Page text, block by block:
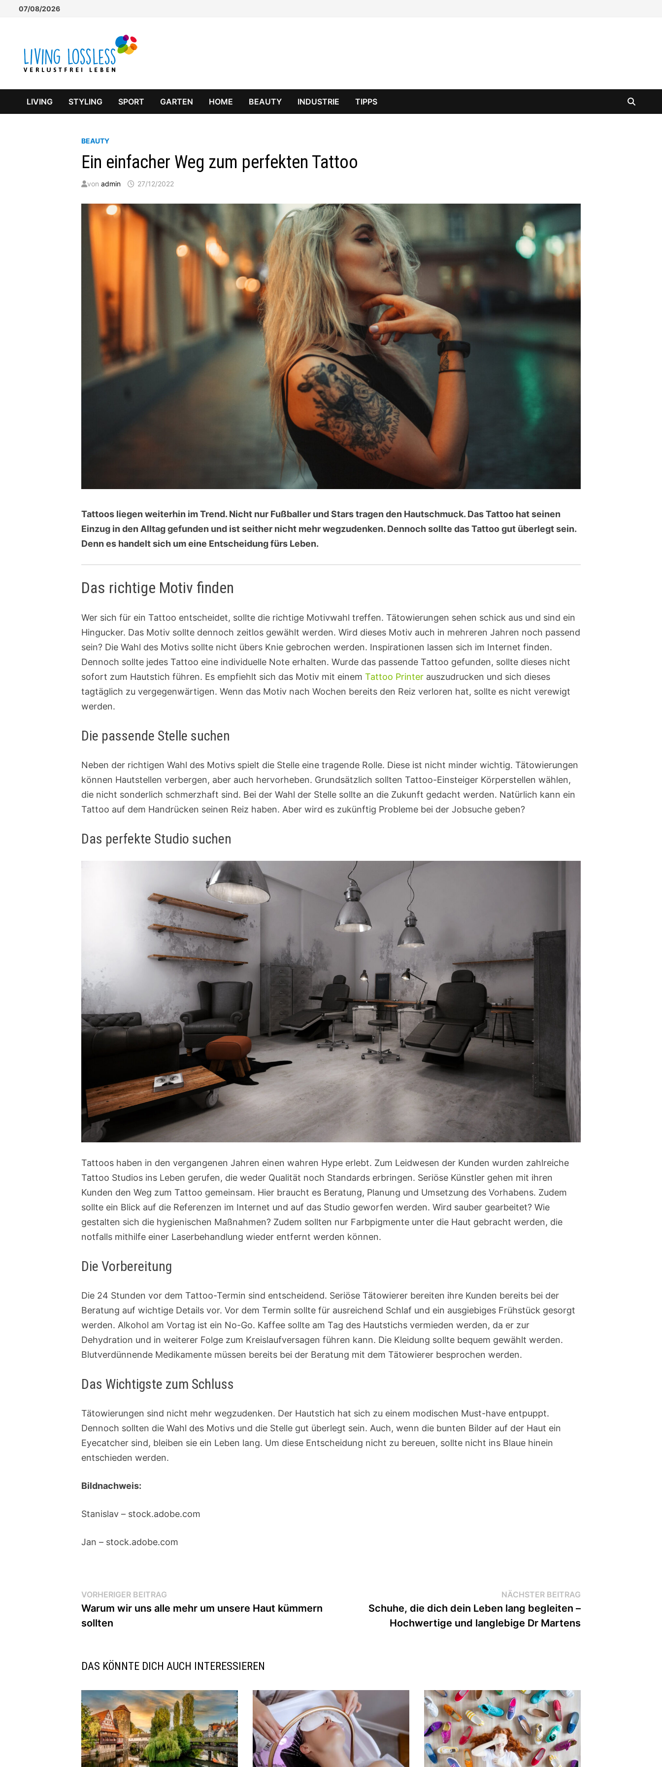
07/08/2026
LIVING STYLING SPORT GARTEN HOME BEAUTY INDUSTRIE TIPPS
BEAUTY
Ein einfacher Weg zum perfekten Tattoo
vonadmin 27/12/2022
Tattoos liegen weiterhin im Trend. Nicht nur Fußballer und Stars tragen den Hautschmuck. Das Tattoo hat seinen
Einzug in den Alltag gefunden und ist seither nicht mehr wegzudenken. Dennoch sollte das Tattoo gut überlegt sein.
Denn es handelt sich um eine Entscheidung fürs Leben.
Das richtige Motiv finden
Wer sich für ein Tattoo entscheidet, sollte die richtige Motivwahl treffen. Tätowierungen sehen schick aus und sind ein
Hingucker. Das Motiv sollte dennoch zeitlos gewählt werden. Wird dieses Motiv auch in mehreren Jahren noch passend
sein? Die Wahl des Motivs sollte nicht übers Knie gebrochen werden. Inspirationen lassen sich im Internet finden.
Dennoch sollte jedes Tattoo eine individuelle Note erhalten. Wurde das passende Tattoo gefunden, sollte dieses nicht
sofort zum Hautstich führen. Es empfiehlt sich das Motiv mit einemTattoo Printer auszudrucken und sich dieses
tagtäglich zu vergegenwärtigen. Wenn das Motiv nach Wochen bereits den Reiz verloren hat, sollte es nicht verewigt
werden.
Die passende Stelle suchen
Neben der richtigen Wahl des Motivs spielt die Stelle eine tragende Rolle. Diese ist nicht minder wichtig. Tätowierungen
können Hautstellen verbergen, aber auch hervorheben. Grundsätzlich sollten Tattoo-Einsteiger Körperstellen wählen,
die nicht sonderlich schmerzhaft sind. Bei der Wahl der Stelle sollte an die Zukunft gedacht werden. Natürlich kann ein
Tattoo auf dem Handrücken seinen Reiz haben. Aber wird es zukünftig Probleme bei der Jobsuche geben?
Das perfekte Studio suchen
Tattoos haben in den vergangenen Jahren einen wahren Hype erlebt. Zum Leidwesen der Kunden wurden zahlreiche
Tattoo Studios ins Leben gerufen, die weder Qualität noch Standards erbringen. Seriöse Künstler gehen mit ihren
Kunden den Weg zum Tattoo gemeinsam. Hier braucht es Beratung, Planung und Umsetzung des Vorhabens. Zudem
sollte ein Blick auf die Referenzen im Internet und auf das Studio geworfen werden. Wird sauber gearbeitet? Wie
gestalten sich die hygienischen Maßnahmen? Zudem sollten nur Farbpigmente unter die Haut gebracht werden, die
notfalls mithilfe einer Laserbehandlung wieder entfernt werden können.
Die Vorbereitung
Die 24 Stunden vor dem Tattoo-Termin sind entscheidend. Seriöse Tätowierer bereiten ihre Kunden bereits bei der
Beratung auf wichtige Details vor. Vor dem Termin sollte für ausreichend Schlaf und ein ausgiebiges Frühstück gesorgt
werden. Alkohol am Vortag ist ein No-Go. Kaffee sollte am Tag des Hautstichs vermieden werden, da er zur
Dehydration und in weiterer Folge zum Kreislaufversagen führen kann. Die Kleidung sollte bequem gewählt werden.
Blutverdünnende Medikamente müssen bereits bei der Beratung mit dem Tätowierer besprochen werden.
Das Wichtigste zum Schluss
Tätowierungen sind nicht mehr wegzudenken. Der Hautstich hat sich zu einem modischen Must-have entpuppt.
Dennoch sollten die Wahl des Motivs und die Stelle gut überlegt sein. Auch, wenn die bunten Bilder auf der Haut ein
Eyecatcher sind, bleiben sie ein Leben lang. Um diese Entscheidung nicht zu bereuen, sollte nicht ins Blaue hinein
entschieden werden.
Bildnachweis:
Stanislav – stock.adobe.com
Jan – stock.adobe.com
Beitragsnavigation
VORHERIGER BEITRAG
Beitrag:
Warum wir uns alle mehr um unsere Haut kümmern
sollten
NÄCHSTER BEITRAGNächster
Beitrag:
Schuhe, die dich dein Leben lang begleiten –
Hochwertige und langlebige Dr Martens
DAS KÖNNTE DICH AUCH INTERESSIEREN